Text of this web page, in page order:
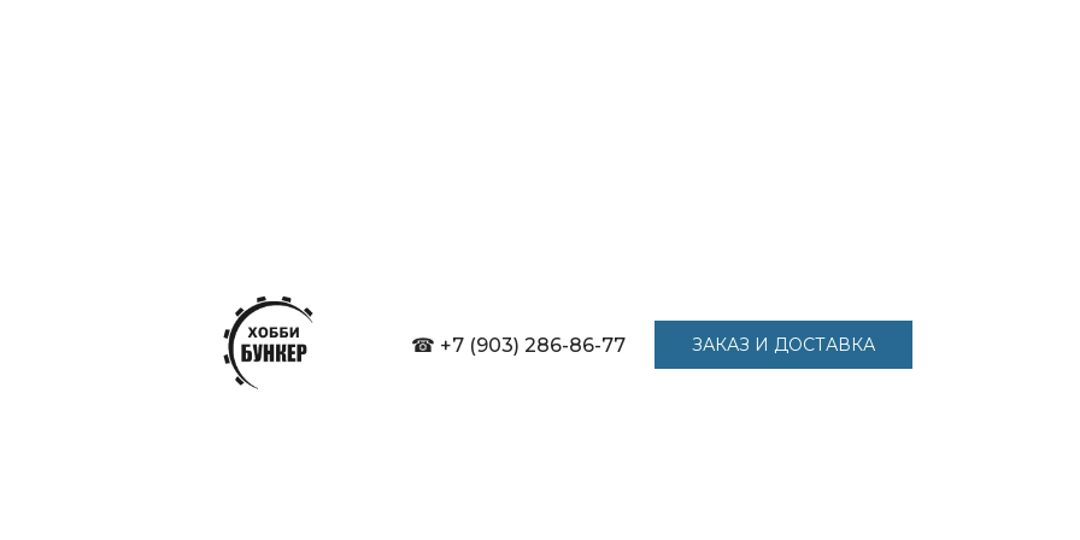
☎ +7 (903) 286-86-77 ЗАКАЗ И ДОСТАВКА